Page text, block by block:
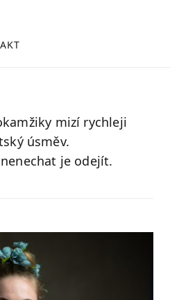
mizí rychleji
úsměv.
je odejít.